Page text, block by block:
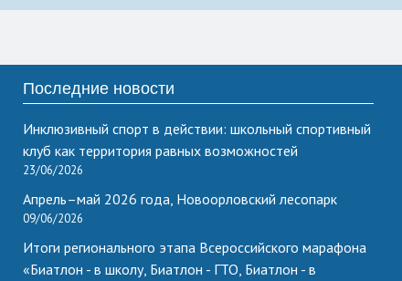
Последние новости
Инклюзивный спорт в действии: школьный спортивный
клуб как территория равных возможностей
23/06/2026
Апрель–май 2026 года, Новоорловский лесопарк
09/06/2026
Итоги регионального этапа Всероссийского марафона
«Биатлон - в школу, Биатлон - ГТО, Биатлон - в